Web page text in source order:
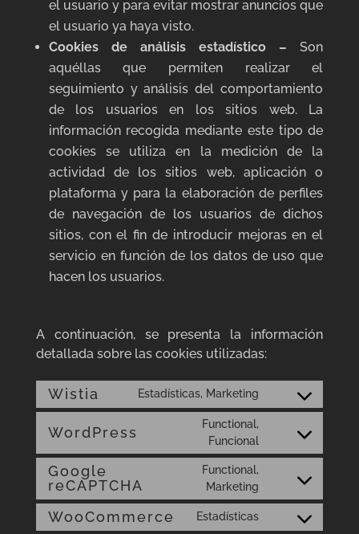
el usuario y para evitar mostrar anuncios que
el usuario ya haya visto.
Cookies de análisis estadístico –Son
aquéllas que permiten realizar el
seguimiento y análisis del comportamiento
de los usuarios en los sitios web. La
información recogida mediante este tipo de
cookies se utiliza en la medición de la
actividad de los sitios web, aplicación o
plataforma y para la elaboración de perfiles
de navegación de los usuarios de dichos
sitios, con el fin de introducir mejoras en el
servicio en función de los datos de uso que
hacen los usuarios.
A continuación, se presenta la información
detallada sobre las cookies utilizadas:
Wistia Estadísticas, Marketing
Consent
service
wistia
WordPress
Functional,
Funcional
Consent
to
service
wordpress
Google
reCAPTCHA
Functional,
Marketing
Consent
to
service
WooCommerce Estadísticas
Consent